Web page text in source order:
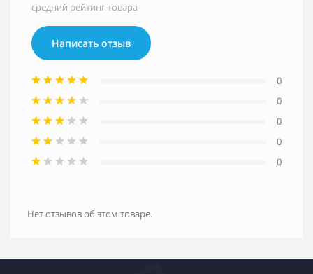
средний рейтинг товара
Написать отзыв
0
0
0
0
0
Нет отзывов об этом товаре.